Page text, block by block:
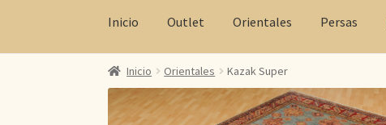
Inicio Outlet Orientales Persas
Inicio Orientales Kazak Super